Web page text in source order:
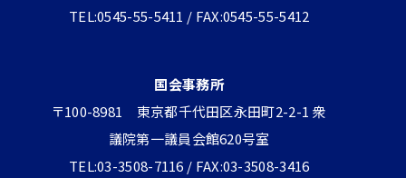
TEL:0545-55-5411 / FAX:0545-55-5412
国会事務所
〒100-8981 東京都千代田区永田町2-2-1 衆
議院第一議員会館620号室
TEL:03-3508-7116 / FAX:03-3508-3416